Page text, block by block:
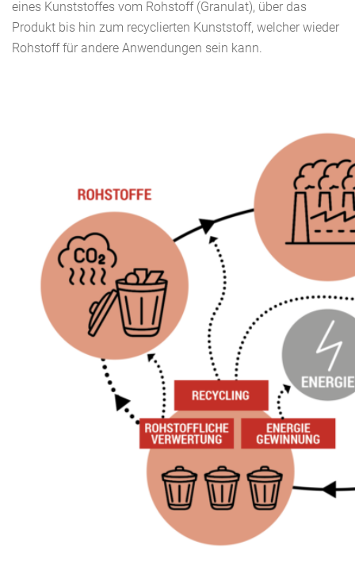
eines Kunststoffes vom Rohstoff (Granulat), über das
Produkt bis hin zum recyclierten Kunststoff, welcher wieder
Rohstoff für andere Anwendungen sein kann.